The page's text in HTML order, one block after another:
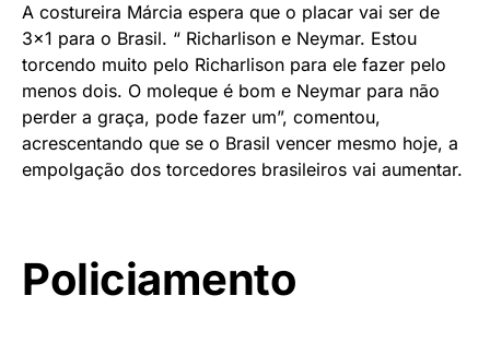
A costureira Márcia espera que o placar vai ser de
3×1 para o Brasil. “ Richarlison e Neymar. Estou
torcendo muito pelo Richarlison para ele fazer pelo
menos dois. O moleque é bom e Neymar para não
perder a graça, pode fazer um”, comentou,
acrescentando que se o Brasil vencer mesmo hoje, a
empolgação dos torcedores brasileiros vai aumentar.
Policiamento